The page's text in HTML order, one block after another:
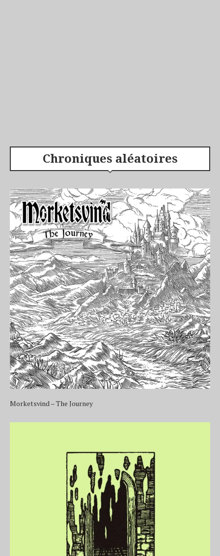
Chroniques aléatoires
Morketsvind – The Journey